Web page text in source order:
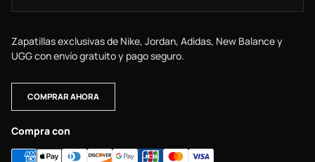
Zapatillas exclusivas de Nike, Jordan, Adidas, New Balance y
UGG con envío gratuito y pago seguro.
COMPRAR AHORA
Compra con